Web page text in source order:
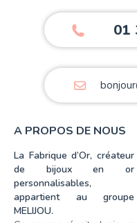
01
A PROPOS DE NOUS
La Fabrique d’Or, créateur
de bijoux en or
personnalisables,
appartient au groupe
MELIJOU.